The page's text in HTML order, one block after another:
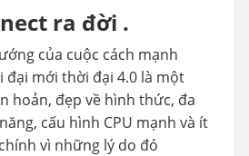
ra đời .
của cuộc cách mạnh
mới thời đại 4.0 là một
hoản, đẹp về hình thức, đa
cấu hình CPU mạnh và ít
vì những lý do đó